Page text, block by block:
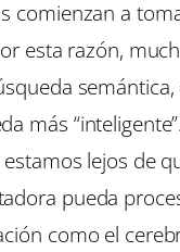
comienzan a
esta razón,
más
lejos de
pueda
como el